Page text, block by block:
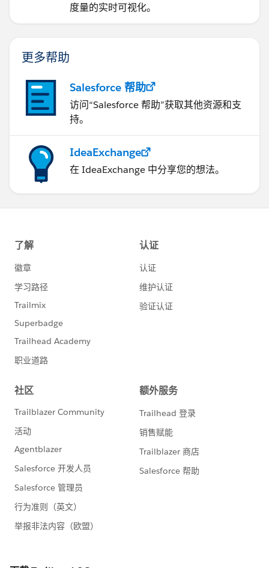
度量的实时可视化。
更多帮助
Salesforce 帮助
访问“Salesforce 帮助”获取其他资源和支
持。
IdeaExchange
在 IdeaExchange 中分享您的想法。